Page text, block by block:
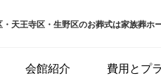
天王寺区・生野区のお葬式は家族葬ホ
会館紹介 費用とプ